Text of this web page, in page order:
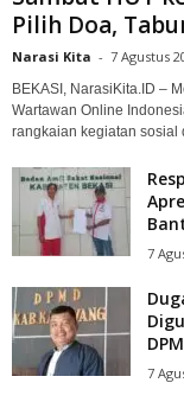
Pilih Doa,
Narasi Kita - 7 Agustus
BEKASI, NarasiKita.ID –
Wartawan Online
rangkaian kegiatan sosial
7
7